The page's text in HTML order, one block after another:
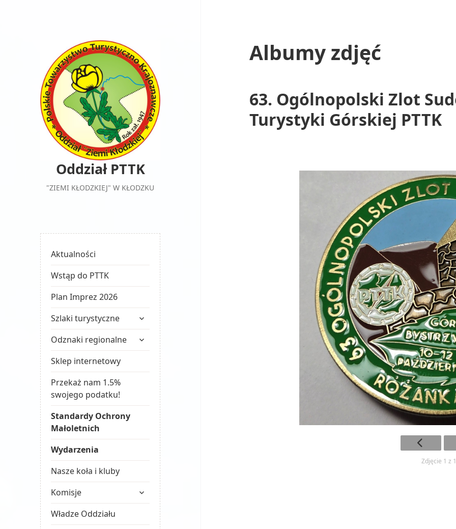
Oddział PTTK
"ZIEMI KŁODZKIEJ" W KŁODZKU
Aktualności
Wstąp do PTTK
Plan Imprez 2026
Szlaki turystyczne
rozwiń
menu
potomne
Odznaki regionalne
rozwiń
menu
potomne
Sklep internetowy
Przekaż nam 1.5%
swojego podatku!
Standardy Ochrony
Małoletnich
Wydarzenia
Nasze koła i kluby
Komisje
rozwiń
menu
potomne
Władze Oddziału
Albumy zdjęć
63. Ogólnopolski Zlot
Turystyki Górskiej PTTK
Zdjęcie 1 z